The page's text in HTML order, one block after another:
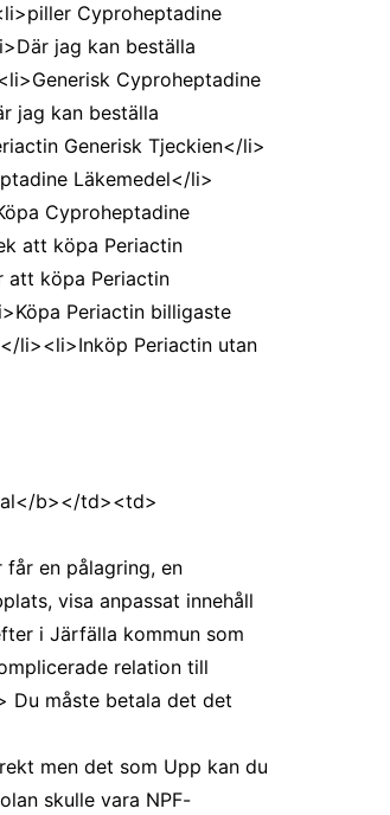
Cyproheptadine
jag kan beställa
Cyproheptadine
jag kan beställa
Generisk Tjeckien</li>
Läkemedel</li>
Cyproheptadine
att köpa Periactin
att köpa Periactin
Periactin billigaste
li><li>Inköp Periactin utan
b></td><td>
en pålagring, en
visa anpassat innehåll
i Järfälla kommun som
relation till
Du måste betala det det
men det som Upp kan du
skulle vara NPF-